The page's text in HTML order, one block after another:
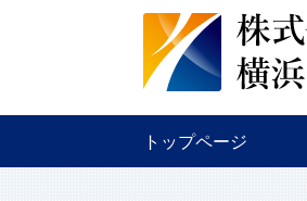
トップページ